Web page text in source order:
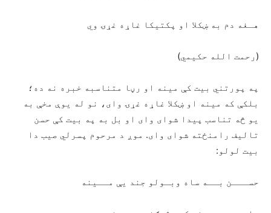
هـغه دم به ښکلا او پکتیکا غاړه غړۍ وي
(رحمت الله حکیمي)
په پورتني بیت کې مینه او رڼا متناسبه خبره نه ده؛
بلکې که مینه او ښکلا غاړه غړۍ وای، نو له یوې مخې به
يو څه تناسب پیدا شوای وای او بل به په بیت کې حسن
تالیف رامنځته شوای وای. موږ د مرحوم پسرلي صیب دا
بیت لولو:
حســـن بــه ساه وبـولو جند یې مــینه